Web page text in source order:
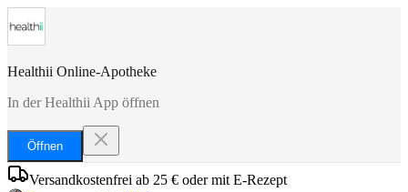
Healthii Online-Apotheke
In der Healthii App öffnen
Öffnen
Versandkostenfrei ab 25 € oder mit E-Rezept